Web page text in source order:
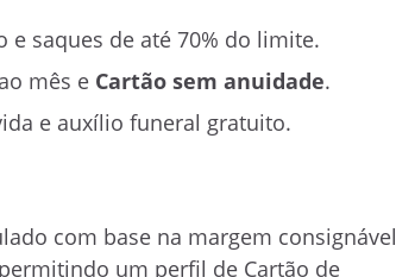
saques de até 70% do limite.
mês e Cartão sem anuidade.
e auxílio funeral gratuito.
com base na margem consignável
um perfil de Cartão de